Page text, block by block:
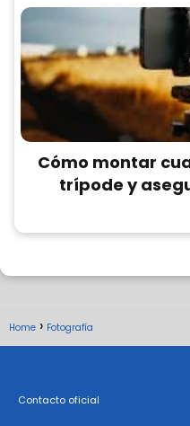
Cómo montar
trípode y
Home Fotografía
Contacto oficial